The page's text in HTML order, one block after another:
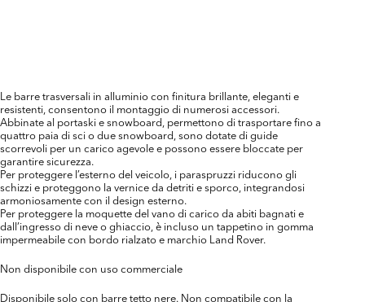
Le barre trasversali in alluminio con finitura brillante, eleganti e
resistenti, consentono il montaggio di numerosi accessori.
Abbinate al portaski e snowboard, permettono di trasportare fino a
quattro paia di sci o due snowboard, sono dotate di guide
scorrevoli per un carico agevole e possono essere bloccate per
garantire sicurezza.
Per proteggere l’esterno del veicolo, i paraspruzzi riducono gli
schizzi e proteggono la vernice da detriti e sporco, integrandosi
armoniosamente con il design esterno.
Per proteggere la moquette del vano di carico da abiti bagnati e
dall’ingresso di neve o ghiaccio, è incluso un tappetino in gomma
impermeabile con bordo rialzato e marchio Land Rover.
Non disponibile con uso commerciale
Disponibile solo con barre tetto nere. Non compatibile con la